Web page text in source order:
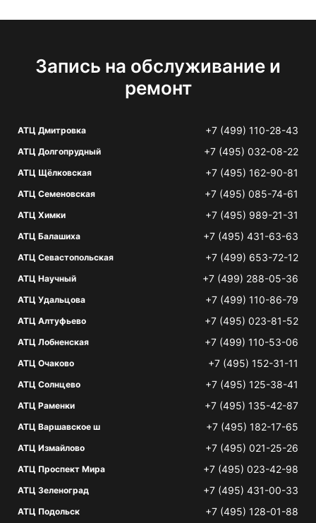
Запись на обслуживание и
ремонт
АТЦ Дмитровка +7 (499) 110-28-43
АТЦ Долгопрудный +7 (495) 032-08-22
АТЦ Щёлковская +7 (495) 162-90-81
АТЦ Семеновская +7 (495) 085-74-61
АТЦ Химки +7 (495) 989-21-31
АТЦ Балашиха +7 (495) 431-63-63
АТЦ Севастопольская +7 (499) 653-72-12
АТЦ Научный +7 (499) 288-05-36
АТЦ Удальцова +7 (499) 110-86-79
АТЦ Алтуфьево +7 (495) 023-81-52
АТЦ Лобненская +7 (499) 110-53-06
АТЦ Очаково +7 (495) 152-31-11
АТЦ Солнцево +7 (495) 125-38-41
АТЦ Раменки +7 (495) 135-42-87
АТЦ Варшавское ш +7 (495) 182-17-65
АТЦ Измайлово +7 (495) 021-25-26
АТЦ Проспект Мира +7 (495) 023-42-98
АТЦ Зеленоград +7 (495) 431-00-33
АТЦ Подольск +7 (495) 128-01-88